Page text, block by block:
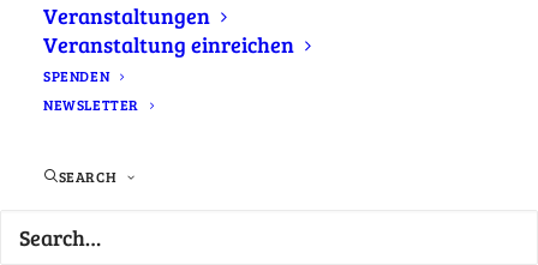
Veranstaltungen
Veranstaltung einreichen
SPENDEN
NEWSLETTER
SEARCH
Die Bürgerbewegung #zusammenhalten
Pforzheim fordert als Reaktion auf die AfD-
Wahlerfolge auch die demokratischen
#zusammenhalten Pforzheim erwartet ein
Parteien auf kommunaler sowie Landes-